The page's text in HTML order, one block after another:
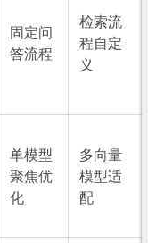
固定问
答流程
检索流
程自定
义
单模型
聚焦优
化
多向量
模型适
配